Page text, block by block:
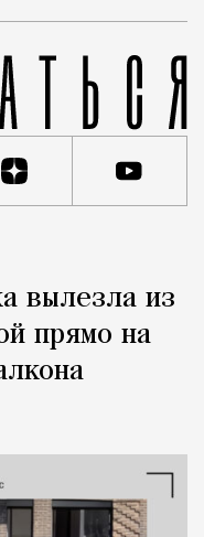
вылезла из
прямо на